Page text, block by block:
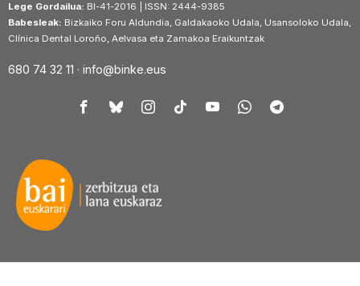
Lege Gordailua: BI-41-2016 | ISSN: 2444-9385
Babesleak: Bizkaiko Foru Aldundia, Galdakaoko Udala, Usansoloko Udala,
Clínica Dental Loroño, Aelvasa eta Zamakoa Eraikuntzak
680 74 32 11 · info@binke.eus